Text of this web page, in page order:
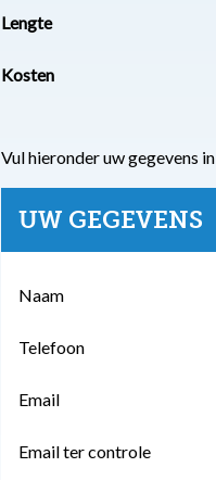
Lengte
Kosten
Vul hieronder uw gegevens
UW GEGEVENS
Naam
Telefoon
Email
Email ter controle